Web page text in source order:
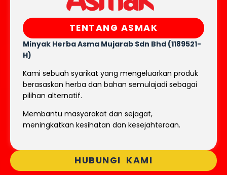
TENTANG ASMAK
Minyak Herba Asma Mujarab Sdn Bhd (1189521-
H)
Kami sebuah syarikat yang mengeluarkan produk
berasaskan herba dan bahan semulajadi sebagai
pilihan alternatif.
Membantu masyarakat dan sejagat,
meningkatkan kesihatan dan kesejahteraan.
HUBUNGI KAMI